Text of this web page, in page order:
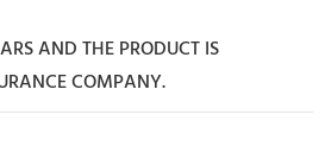
AND THE PRODUCT IS
COMPANY.